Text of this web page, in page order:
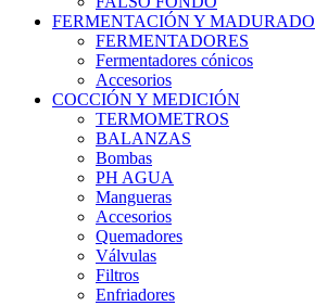
FERMENTACIÓN Y MADURADO
FERMENTADORES
Fermentadores cónicos
Accesorios
COCCIÓN Y MEDICIÓN
TERMOMETROS
BALANZAS
Bombas
PH AGUA
Mangueras
Accesorios
Quemadores
Válvulas
Filtros
Enfriadores